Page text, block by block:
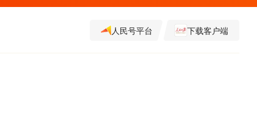
人民号平台 下载客户端